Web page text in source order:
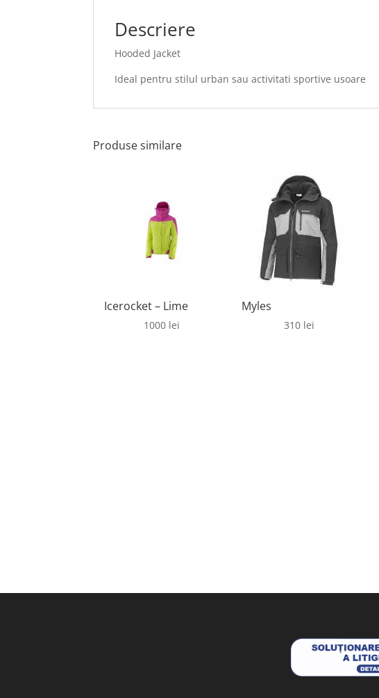
Descriere
Hooded Jacket
Ideal pentru stilul urban sau activitati sportive usoare
Produse similare
Icerocket – Lime
1000 lei
Myles
310 lei